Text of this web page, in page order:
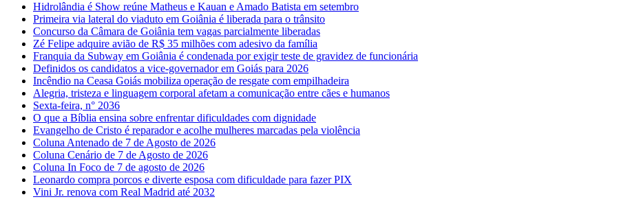
Hidrolândia é Show reúne Matheus e Kauan e Amado Batista em setembro
Primeira via lateral do viaduto em Goiânia é liberada para o trânsito
Concurso da Câmara de Goiânia tem vagas parcialmente liberadas
Zé Felipe adquire avião de R$ 35 milhões com adesivo da família
Franquia da Subway em Goiânia é condenada por exigir teste de gravidez de funcionária
Definidos os candidatos a vice-governador em Goiás para 2026
Incêndio na Ceasa Goiás mobiliza operação de resgate com empilhadeira
Alegria, tristeza e linguagem corporal afetam a comunicação entre cães e humanos
Sexta-feira, n° 2036
O que a Bíblia ensina sobre enfrentar dificuldades com dignidade
Evangelho de Cristo é reparador e acolhe mulheres marcadas pela violência
Coluna Antenado de 7 de Agosto de 2026
Coluna Cenário de 7 de Agosto de 2026
Coluna In Foco de 7 de agosto de 2026
Leonardo compra porcos e diverte esposa com dificuldade para fazer PIX
Vini Jr. renova com Real Madrid até 2032